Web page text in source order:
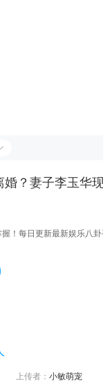
！每日更新最新娱乐八
上传者： 小敏萌宠